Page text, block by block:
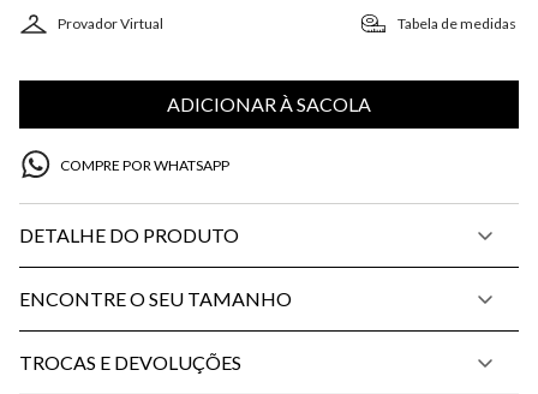
Provador Virtual Tabela de medidas
ADICIONAR À SACOLA
COMPRE POR WHATSAPP
DETALHE DO PRODUTO
ENCONTRE O SEU TAMANHO
TROCAS E DEVOLUÇÕES